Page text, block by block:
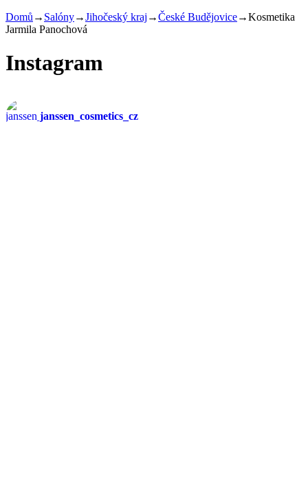
Domů → Salóny→Jihočeský kraj →České Budějovice→Kosmetika
Jarmila Panochová
Instagram
janssen_cosmetics_cz